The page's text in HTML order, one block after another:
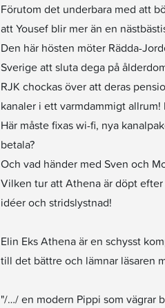
Förutom det underbara med att
att Yousef blir mer än en
Den här hösten möter Rädda-
Sverige att sluta dega på
RJK chockas över att deras
kanaler i ett varmdammigt
Här måste fixas wi-fi, nya
betala?
Och vad händer med Sven och
Vilken tur att Athena är döpt
idéer och stridslystnad!
Elin Eks Athena är en schysst
till det bättre och lämnar läsaren
"/…/ en modern Pippi som vägrar